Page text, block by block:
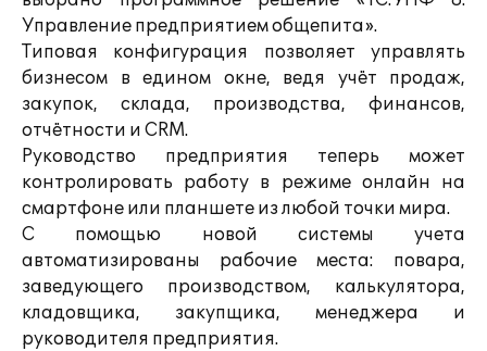
Управление предприятием общепита».
Типовая конфигурация позволяет управлять
бизнесом в едином окне, ведя учёт продаж,
закупок, склада, производства, финансов,
отчётности и CRM.
Руководство предприятия теперь может
контролировать работу в режиме онлайн на
смартфоне или планшете из любой точки мира.
С помощью новой системы учета
автоматизированы рабочие места: повара,
заведующего производством, калькулятора,
кладовщика, закупщика, менеджера и
руководителя предприятия.